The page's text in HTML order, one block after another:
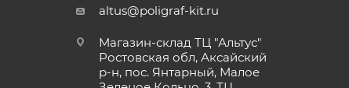
altus@poligraf-kit.ru
Магазин-склад ТЦ "Альтус"
Ростовская обл, Аксайский
р-н, пос. Янтарный, Малое